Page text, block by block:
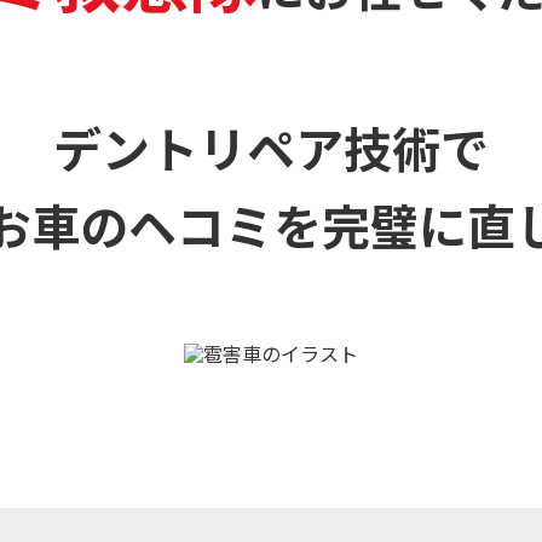
デントリペア技術で
車のヘコミを完璧に直